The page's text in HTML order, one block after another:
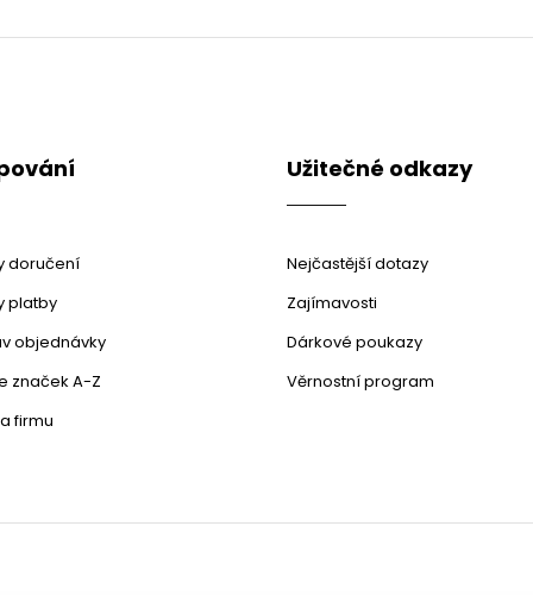
doručení
platby
objednávky
značek A-Z
firmu
Užitečné odkazy
Nejčastější dotazy
Zajímavosti
Dárkové poukazy
Věrnostní program